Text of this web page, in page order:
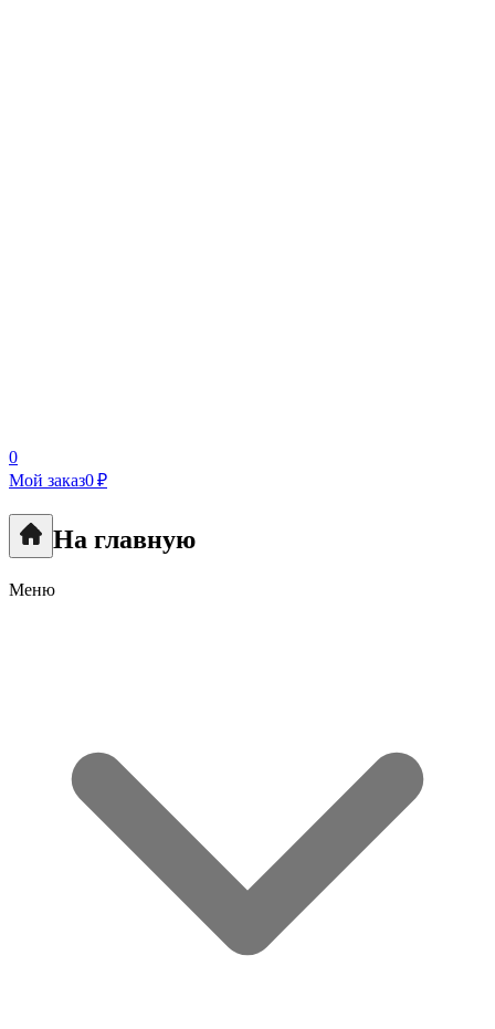
0
Мой заказ0 ₽
На главную
Меню